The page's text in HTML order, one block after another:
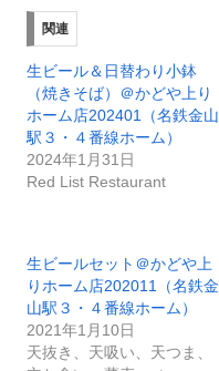
関連
生ビール＆日替わり小鉢
（焼きそば）＠かどや上り
ホーム店202401（名鉄金山
駅３・４番線ホーム）
2024年1月31日
Red List Restaurant
生ビールセット＠かどや上
りホーム店202011（名鉄金
山駅３・４番線ホーム）
2021年1月10日
天抜き、天吸い、天つま、